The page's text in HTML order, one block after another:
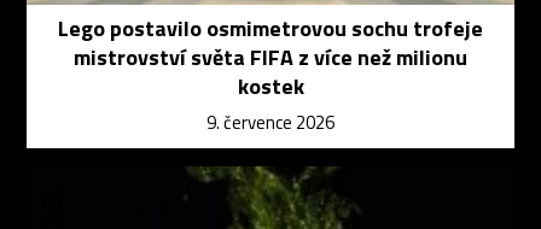
Lego postavilo osmimetrovou sochu trofeje
mistrovství světa FIFA z více než milionu
kostek
9. července 2026